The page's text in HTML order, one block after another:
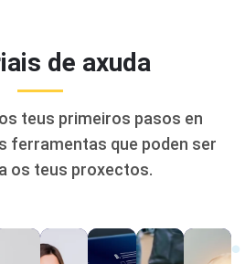
de axuda
teus primeiros pasos en
ferramentas que poden ser
os teus proxectos.